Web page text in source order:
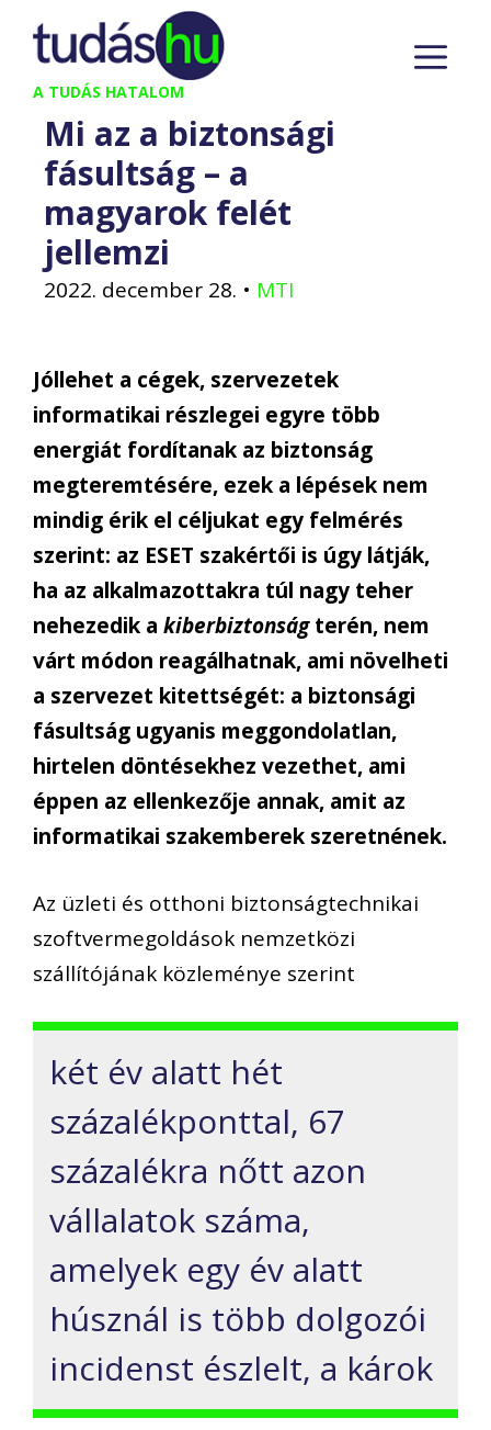
Kilépés
tartalomba
A TUDÁS HATALOM
Mi az a biztonsági
fásultság – a
magyarok felét
jellemzi
2022. december 28. • MTI
Jóllehet a cégek, szervezetek
informatikai részlegei egyre több
energiát fordítanak az biztonság
megteremtésére, ezek a lépések nem
mindig érik el céljukat egy felmérés
szerint: az ESET szakértői is úgy látják,
ha az alkalmazottakra túl nagy teher
nehezedik a kiberbiztonságterén, nem
várt módon reagálhatnak, ami növelheti
a szervezet kitettségét: a biztonsági
fásultság ugyanis meggondolatlan,
hirtelen döntésekhez vezethet, ami
éppen az ellenkezője annak, amit az
informatikai szakemberek szeretnének.
Az üzleti és otthoni biztonságtechnikai
szoftvermegoldások nemzetközi
szállítójának közleménye szerint
két év alatt hét
százalékponttal, 67
százalékra nőtt azon
vállalatok száma,
amelyek egy év alatt
húsznál is több dolgozói
incidenst észlelt, a károk